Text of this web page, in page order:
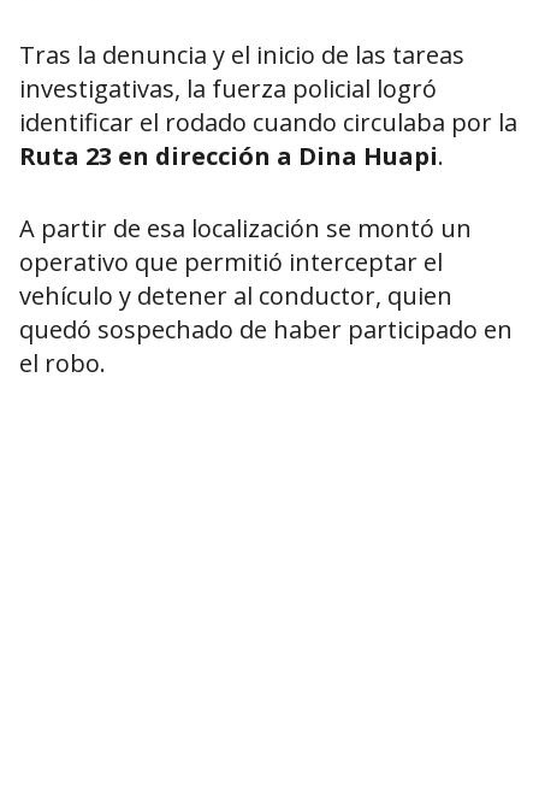
Tras la denuncia y el inicio de las tareas
investigativas, la fuerza policial logró
identificar el rodado cuando circulaba por la
Ruta 23 en dirección a Dina Huapi.
A partir de esa localización se montó un
operativo que permitió interceptar el
vehículo y detener al conductor, quien
quedó sospechado de haber participado en
el robo.